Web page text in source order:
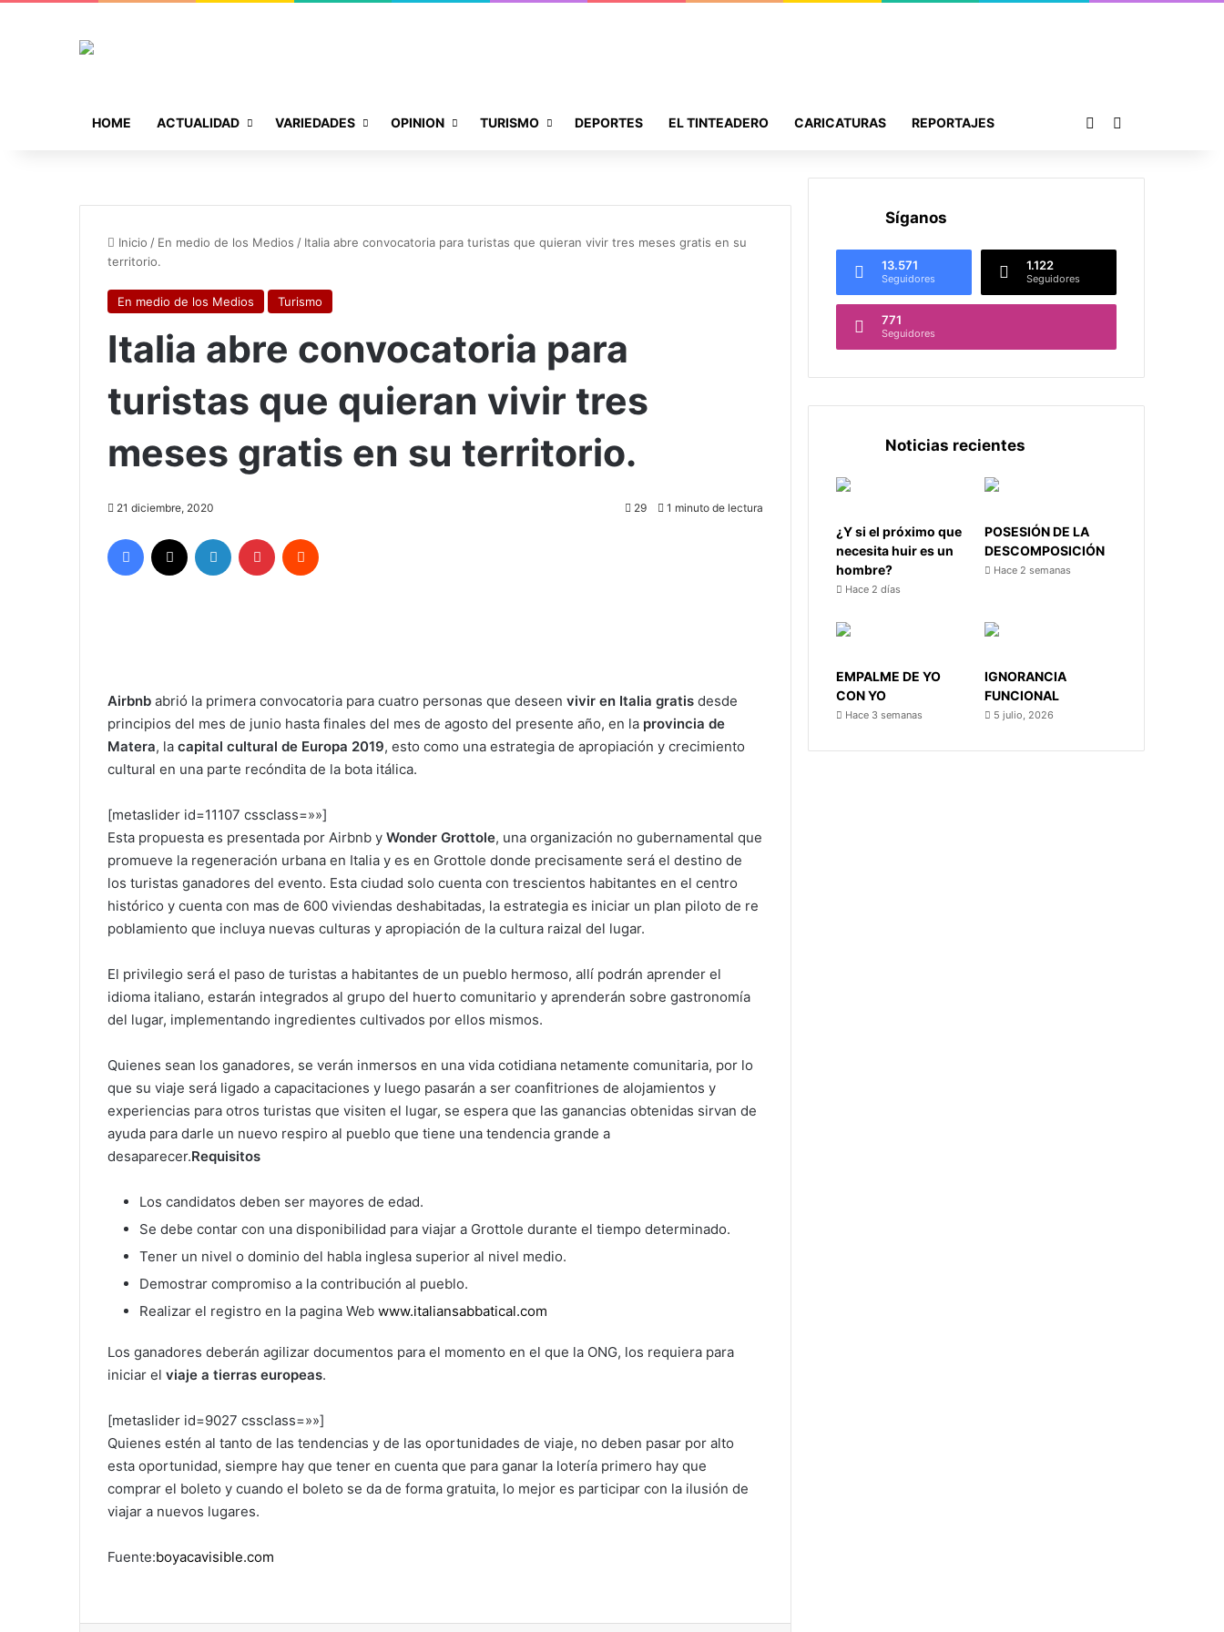
HOME ACTUALIDAD VARIEDADES OPINION TURISMO DEPORTES EL TINTEADERO CARICATURAS REPORTAJES Publicación al azar
Inicio / En medio de los Medios / Italia abre convocatoria para turistas que quieran vivir tres meses gratis en su
territorio.
En medio de los Medios Turismo
Italia abre convocatoria para
turistas que quieran vivir tres
meses gratis en su territorio.
21 diciembre, 2020 29 1 minuto de lectura
Facebook LinkedIn Pinterest
Airbnb abrió la primera convocatoria para cuatro personas que deseen vivir en Italia gratis desde
principios del mes de junio hasta finales del mes de agosto del presente año, en la provincia de
Matera, la capital cultural de Europa 2019, esto como una estrategia de apropiación y crecimiento
cultural en una parte recóndita de la bota itálica.
[metaslider id=11107 cssclass=»»]
Esta propuesta es presentada por Airbnb y Wonder Grottole, una organización no gubernamental que
promueve la regeneración urbana en Italia y es en Grottole donde precisamente será el destino de
los turistas ganadores del evento. Esta ciudad solo cuenta con trescientos habitantes en el centro
histórico y cuenta con mas de 600 viviendas deshabitadas, la estrategia es iniciar un plan piloto de re
poblamiento que incluya nuevas culturas y apropiación de la cultura raizal del lugar.
El privilegio será el paso de turistas a habitantes de un pueblo hermoso, allí podrán aprender el
idioma italiano, estarán integrados al grupo del huerto comunitario y aprenderán sobre gastronomía
del lugar, implementando ingredientes cultivados por ellos mismos.
Quienes sean los ganadores, se verán inmersos en una vida cotidiana netamente comunitaria, por lo
que su viaje será ligado a capacitaciones y luego pasarán a ser coanfitriones de alojamientos y
experiencias para otros turistas que visiten el lugar, se espera que las ganancias obtenidas sirvan de
ayuda para darle un nuevo respiro al pueblo que tiene una tendencia grande a
desaparecer.Requisitos
Los candidatos deben ser mayores de edad.
Se debe contar con una disponibilidad para viajar a Grottole durante el tiempo determinado.
Tener un nivel o dominio del habla inglesa superior al nivel medio.
Demostrar compromiso a la contribución al pueblo.
Realizar el registro en la pagina Web www.italiansabbatical.com
Los ganadores deberán agilizar documentos para el momento en el que la ONG, los requiera para
iniciar el viaje a tierras europeas.
[metaslider id=9027 cssclass=»»]
Quienes estén al tanto de las tendencias y de las oportunidades de viaje, no deben pasar por alto
esta oportunidad, siempre hay que tener en cuenta que para ganar la lotería primero hay que
comprar el boleto y cuando el boleto se da de forma gratuita, lo mejor es participar con la ilusión de
viajar a nuevos lugares.
Fuente:boyacavisible.com
Síganos
13.571
Seguidores
1.122
Seguidores
771
Seguidores
Noticias recientes
¿Y si el próximo que
necesita huir es un
hombre?
Hace 2 días
POSESIÓN DE LA
DESCOMPOSICIÓN
Hace 2 semanas
EMPALME DE YO
CON YO
Hace 3 semanas
IGNORANCIA
FUNCIONAL
5 julio, 2026